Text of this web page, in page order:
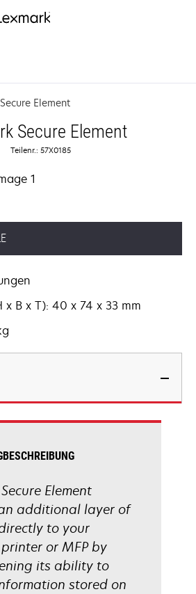
Element
Secure Element
Teilenr.: 57X0185
x B x T): 40 x 74 x 33 mm
Element
additional layer of
to your
or MFP by
its ability to
stored on